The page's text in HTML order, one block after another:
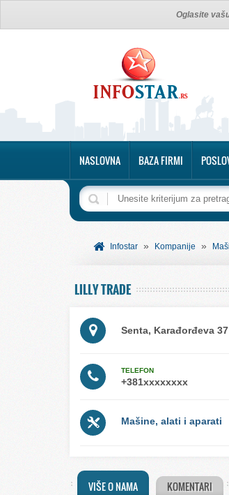
Oglasite
NASLOVNA BAZA FIRMI
Infostar » Kompanije »
LILLY TRADE
Senta, Karađorđeva 37
TELEFON
Mašine, alati i aparati
VIŠE O NAMA KOMENTARI